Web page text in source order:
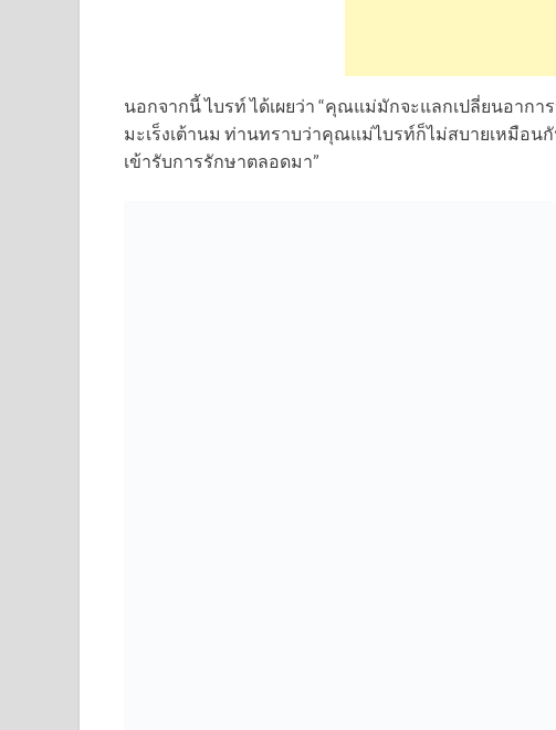
นอกจากนี้ ไบรท์ ได้เผยว่า “คุณแม่มักจะแลกเปลี่ยนอาก
มะเร็งเต้านม ท่านทราบว่าคุณแม่ไบรท์ก็ไม่สบายเหมือ
เข้ารับการรักษาตลอดมา”